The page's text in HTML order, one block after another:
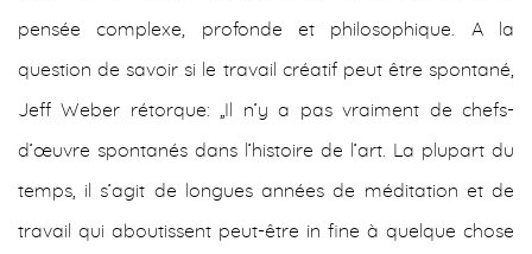
pensée complexe, profonde et philosophique. A la
question de savoir si le travail créatif peut être spontané,
Jeff Weber rétorque: „Il n’y a pas vraiment de chefs-
d’œuvre spontanés dans l’histoire de l’art. La plupart du
temps, il s’agit de longues années de méditation et de
travail qui aboutissent peut-être in fine à quelque chose